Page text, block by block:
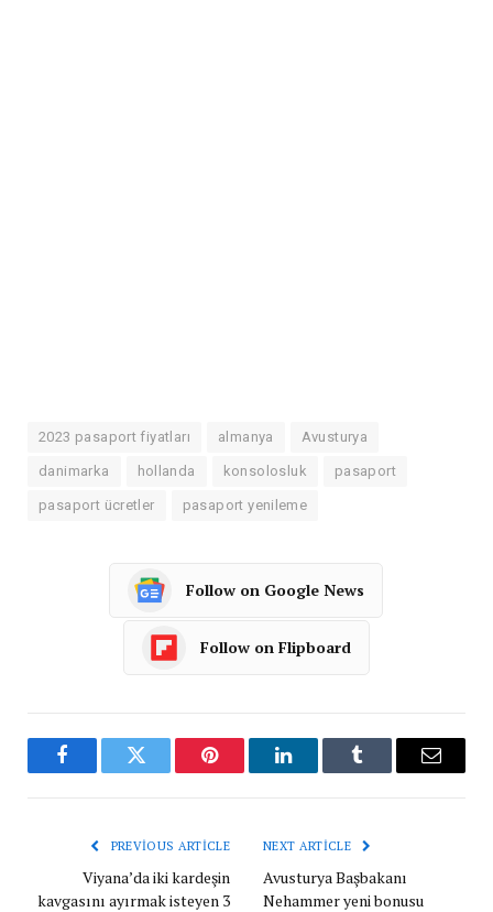
2023 pasaport fiyatları almanya Avusturya
danimarka hollanda konsolosluk pasaport
pasaport ücretler pasaport yenileme
Follow on Google News
Follow on Flipboard
FacebookTwitter Pinterest LinkedInTumblr Email
PREVIOUS ARTICLE
Viyana’da iki kardeşin
kavgasını ayırmak isteyen 3
NEXT ARTICLE
Avusturya Başbakanı
Nehammer yeni bonusu